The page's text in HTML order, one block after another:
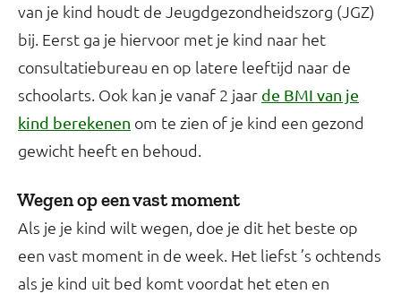
van je kind houdt de Jeugdgezondheidszorg (JGZ)
bij. Eerst ga je hiervoor met je kind naar het
consultatiebureau en op latere leeftijd naar de
schoolarts. Ook kan je vanaf 2 jaar de BMI van je
kind berekenen om te zien of je kind een gezond
gewicht heeft en behoud.
Wegen op een vast moment
Als je je kind wilt wegen, doe je dit het beste op
een vast moment in de week. Het liefst ’s ochtends
als je kind uit bed komt voordat het eten en